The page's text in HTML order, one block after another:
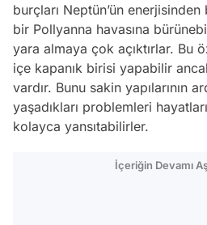
burçları Neptün’ün
bir Pollyanna havasına
yara almaya çok açıktırlar. Bu
içe kapanık birisi yapabilir
vardır. Bunu sakin yapılarının
yaşadıkları problemleri
kolayca yansıtabilirler.
İçeriğin Devamı